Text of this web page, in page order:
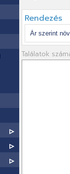
Rendezés
Találatok